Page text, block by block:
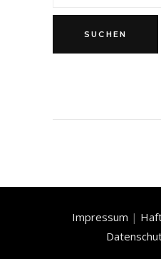
Impressum |